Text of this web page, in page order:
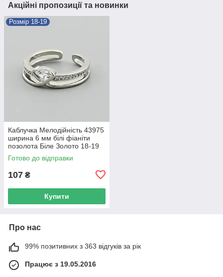
Акційні пропозиції та новинки
Розмір 18-19
Каблучка Мелодійність 43975
ширина 6 мм білі фіаніти
позолота Біле Золото 18-19
Готово до відправки
107 ₴
Купити
Про нас
99% позитивних з 363 відгуків за рік
Працює з 19.05.2016